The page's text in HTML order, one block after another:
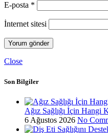
E-posta *
İnternet sitesi
Close
Son Bilgiler
Ağız Sağlığı İçin Hangi
6 Ağustos 2026 No